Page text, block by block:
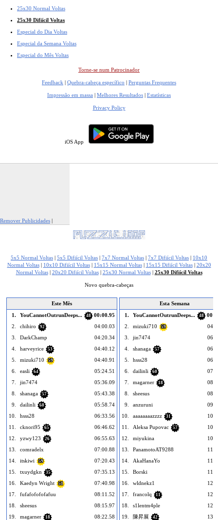
25x30 Normal Voltas
25x30 Difiícil Voltas
Especial do Dia Voltas
Especial da Semana Voltas
Especial do Mês Voltas
Torne-se num Patrocinador
Feedback | Quebra-cabeça específico | Perguntas Frequentes
Impressão em massa | Melhores Resultados | Estatísticas
Privacy Policy
iOS App
Remover Publicidades |
5x5 Normal Voltas | 5x5 Difiícil Voltas | 7x7 Normal Voltas | 7x7 Difiícil Voltas | 10x10
Normal Voltas| 10x10 Difiícil Voltas| 15x15 Normal Voltas| 15x15 Difiícil Voltas| 20x20
Normal Voltas| 20x20 Difiícil Voltas| 25x30 Normal Voltas| 25x30 Difiícil Voltas
Novo quebra-cabeças
Este Mês
1.
YouCannotOutrunDeeps... 48
00:00.95
2.
chihiro 92
04:00.03
3.
DarkChamp
04:20.34
4.
harveyrice 53
04:40.12
5.
mizuki710 59
04:40.91
6.
easli 64
05:24.51
7.
jin7474
05:36.09
8.
shanaga 57
05:43.38
9.
dailinli 60
05:58.74
10.
hsss28
06:33.56
11.
cknori95 65
06:46.62
12.
yzwy123 26
06:55.63
13.
comradelx
07:00.88
14.
itskiwi 59
07:20.43
15.
txuydgkn 35
07:35.13
16.
Kaedyn Wright 51
07:40.98
17.
fufafofofofafuu
08:11.52
18.
sheesus
08:15.97
19.
magarner 18
08:22.58
Esta Semana
1.
YouCannotOutrunDeeps... 48
2.
mizuki710 59
3.
jin7474
4.
shanaga 57
5.
hsss28
6.
dailinli 60
7.
magarner 18
8.
sheesus
9.
anzuruni
10.
aaaaaaaazzzz 31
11.
Aleksa Pupovac 57
12.
miyukina
13.
PanamotoAT9288
14.
AkaHanaYo
15.
Borski
16.
wldnekz1
17.
francolq 11
18.
s1lentm4ple
19.
陳昇展 42